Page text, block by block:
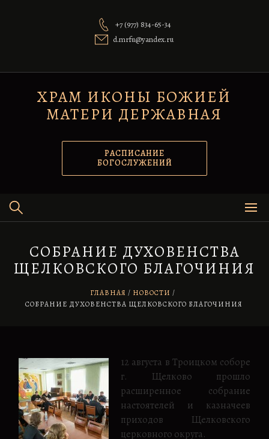
+7 (977) 834-65-34
d.mrfu@yandex.ru
ХРАМ ИКОНЫ БОЖИЕЙ
МАТЕРИ ДЕРЖАВНАЯ
РАСПИСАНИЕ
БОГОСЛУЖЕНИЙ
СОБРАНИЕ ДУХОВЕНСТВА
ЩЕЛКОВСКОГО БЛАГОЧИНИЯ
ГЛАВНАЯ НОВОСТИ /
СОБРАНИЕ ДУХОВЕНСТВА ЩЕЛКОВСКОГО БЛАГОЧИНИЯ
12 августа в Троицком соборе
г. Щелково прошло
расширенное собрание
настоятелей и казначеев
приходов Щелковского
церковного округа.